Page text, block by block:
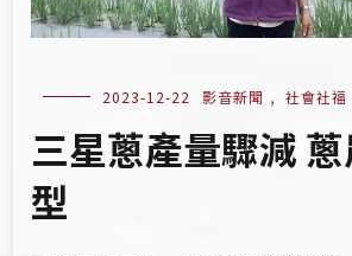
2023-12-22 影音新聞 , 社會社福
三星蔥產量驟減
型